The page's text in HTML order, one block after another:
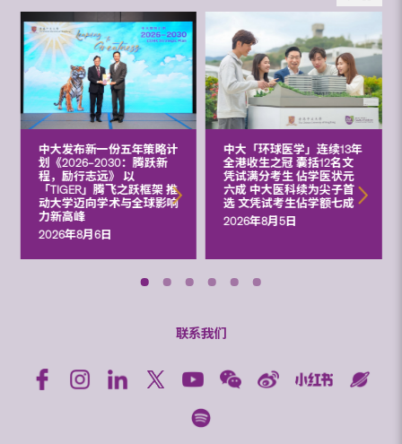
中大发布新一份五年策略计
划《2026‒2030：腾跃新
程，励行志远》 以
「TIGER」腾飞之跃框架 推
动大学迈向学术与全球影响
力新高峰
2026年8月6日
中大「环球医学」连续13年
全港收生之冠 囊括12名文
凭试满分考生 佔学医状元
六成 中大医科续为尖子首
选 文凭试考生佔学额七成
2026年8月5日
联系我们